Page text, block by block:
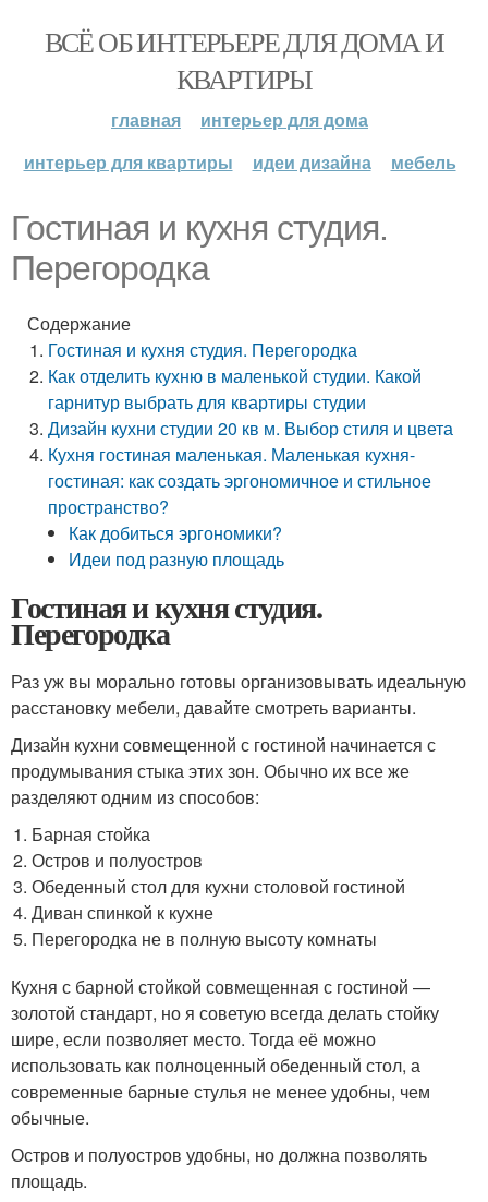
ВСЁ ОБ ИНТЕРЬЕРЕ ДЛЯ ДОМА И
КВАРТИРЫ
главная
интерьер для дома
интерьер для квартиры
идеи дизайна мебель
Гостиная и кухня студия.
Перегородка
Содержание
Гостиная и кухня студия. Перегородка
Как отделить кухню в маленькой студии. Какой
гарнитур выбрать для квартиры студии
Дизайн кухни студии 20 кв м. Выбор стиля и цвета
Кухня гостиная маленькая. Маленькая кухня-
гостиная: как создать эргономичное и стильное
пространство?
Как добиться эргономики?
Идеи под разную площадь
Гостиная и кухня студия.
Перегородка
Раз уж вы морально готовы организовывать идеальную
расстановку мебели, давайте смотреть варианты.
Дизайн кухни совмещенной с гостиной начинается с
продумывания стыка этих зон. Обычно их все же
разделяют одним из способов:
Барная стойка
Остров и полуостров
Обеденный стол для кухни столовой гостиной
Диван спинкой к кухне
Перегородка не в полную высоту комнаты
Кухня с барной стойкой совмещенная с гостиной —
золотой стандарт, но я советую всегда делать стойку
шире, если позволяет место. Тогда её можно
использовать как полноценный обеденный стол, а
современные барные стулья не менее удобны, чем
обычные.
Остров и полуостров удобны, но должна позволять
площадь.